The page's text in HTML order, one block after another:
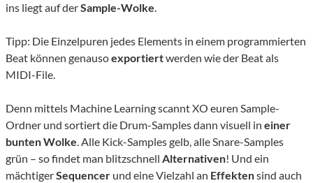
ins liegt auf derSample-Wolke.
Tipp: Die Einzelpuren jedes Elements in einem programmierten
Beat können genausoexportiertwerden wie der Beat als
MIDI-File.
Denn mittels Machine Learning scannt XO euren Sample-
Ordner und sortiert die Drum-Samples dann visuell in einer
bunten Wolke. Alle Kick-Samples gelb, alle Snare-Samples
grün – so findet man blitzschnell Alternativen! Und ein
mächtigerSequencer und eine Vielzahl an Effektensind auch